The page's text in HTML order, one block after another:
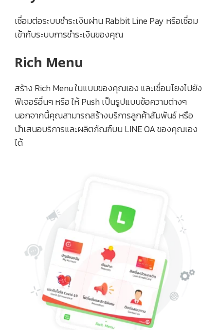
เชื่อมต่อระบบชำระเงินผ่าน Rabbit Line Pay หรือเชื่อม
เข้ากับระบบการชำระเงินของคุณ
Rich Menu
สร้าง Rich Menu ในแบบของคุณเอง และเชื่อมโยงไปยัง
ฟีเจอร์อื่นๆ หรือ ให้ Push เป็นรูปแบบข้อความต่างๆ
นอกจากนี้คุณสามารถสร้างบริการลูกค้าสัมพันธ์ หรือ
นำเสนอบริการและผลิตภัณฑ์บน LINE OA ของคุณเอง
ได้